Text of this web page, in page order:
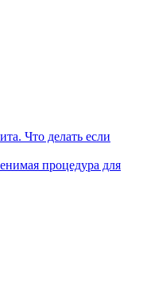
Что делать если
процедура для